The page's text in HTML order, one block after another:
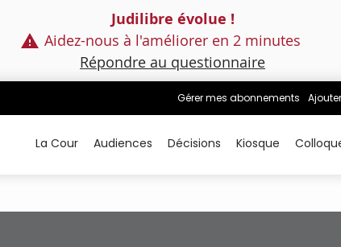
Judilibre évolue !
Aidez-nous à l'améliorer en 2 minutes
Répondre au questionnaire
Gérer mes abonnements
La Cour Audiences Décisions Kiosque